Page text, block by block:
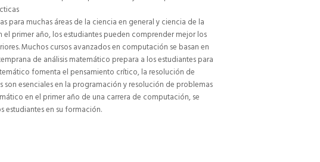
para muchas áreas de la ciencia en general y ciencia de la
primer año, los estudiantes pueden comprender mejor los
Muchos cursos avanzados en computación se basan en
de análisis matemático prepara a los estudiantes para
fomenta el pensamiento crítico, la resolución de
son esenciales en la programación y resolución de problemas
en el primer año de una carrera de computación, se
estudiantes en su formación.